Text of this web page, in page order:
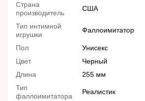
Страна
производитель
США
Тип интимной
игрушки
Фаллоимитатор
Пол
Унисекс
Цвет
Черный
Длина
255 мм
Тип
фаллоимитатора
Реалистик